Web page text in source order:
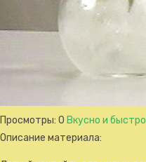
Просмотры: 0 Вкусно и быстро
Описание материала: